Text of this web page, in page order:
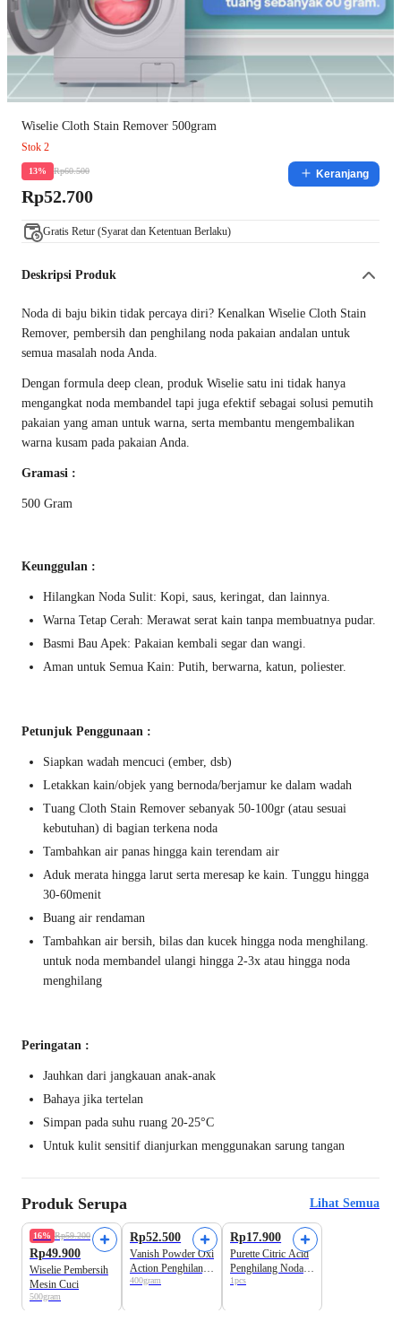
Wiselie Cloth Stain Remover 500gram
Stok 2
13% Rp60.500
Rp52.700
Keranjang
Gratis Retur (Syarat dan Ketentuan Berlaku)
Deskripsi Produk
Noda di baju bikin tidak percaya diri? Kenalkan Wiselie Cloth Stain
Remover, pembersih dan penghilang noda pakaian andalan untuk
semua masalah noda Anda.
Dengan formula deep clean, produk Wiselie satu ini tidak hanya
mengangkat noda membandel tapi juga efektif sebagai solusi pemutih
pakaian yang aman untuk warna, serta membantu mengembalikan
warna kusam pada pakaian Anda.
Gramasi :
500 Gram
Keunggulan :
Hilangkan Noda Sulit: Kopi, saus, keringat, dan lainnya.
Warna Tetap Cerah: Merawat serat kain tanpa membuatnya pudar.
Basmi Bau Apek: Pakaian kembali segar dan wangi.
Aman untuk Semua Kain: Putih, berwarna, katun, poliester.
Petunjuk Penggunaan :
Siapkan wadah mencuci (ember, dsb)
Letakkan kain/objek yang bernoda/berjamur ke dalam wadah
Tuang Cloth Stain Remover sebanyak 50-100gr (atau sesuai
kebutuhan) di bagian terkena noda
Tambahkan air panas hingga kain terendam air
Aduk merata hingga larut serta meresap ke kain. Tunggu hingga
30-60menit
Buang air rendaman
Tambahkan air bersih, bilas dan kucek hingga noda menghilang.
untuk noda membandel ulangi hingga 2-3x atau hingga noda
menghilang
Peringatan :
Jauhkan dari jangkauan anak-anak
Bahaya jika tertelan
Simpan pada suhu ruang 20-25°C
Untuk kulit sensitif dianjurkan menggunakan sarung tangan
Produk Serupa Lihat Semua
16% Rp59.200
Rp49.900
Wiselie Pembersih
Mesin Cuci
500gram
Rp52.500
Vanish Powder Oxi
Action Penghilang
Noda
400gram
Rp17.900
Purette Citric Acid
Penghilang Noda
250 gram
1pcs